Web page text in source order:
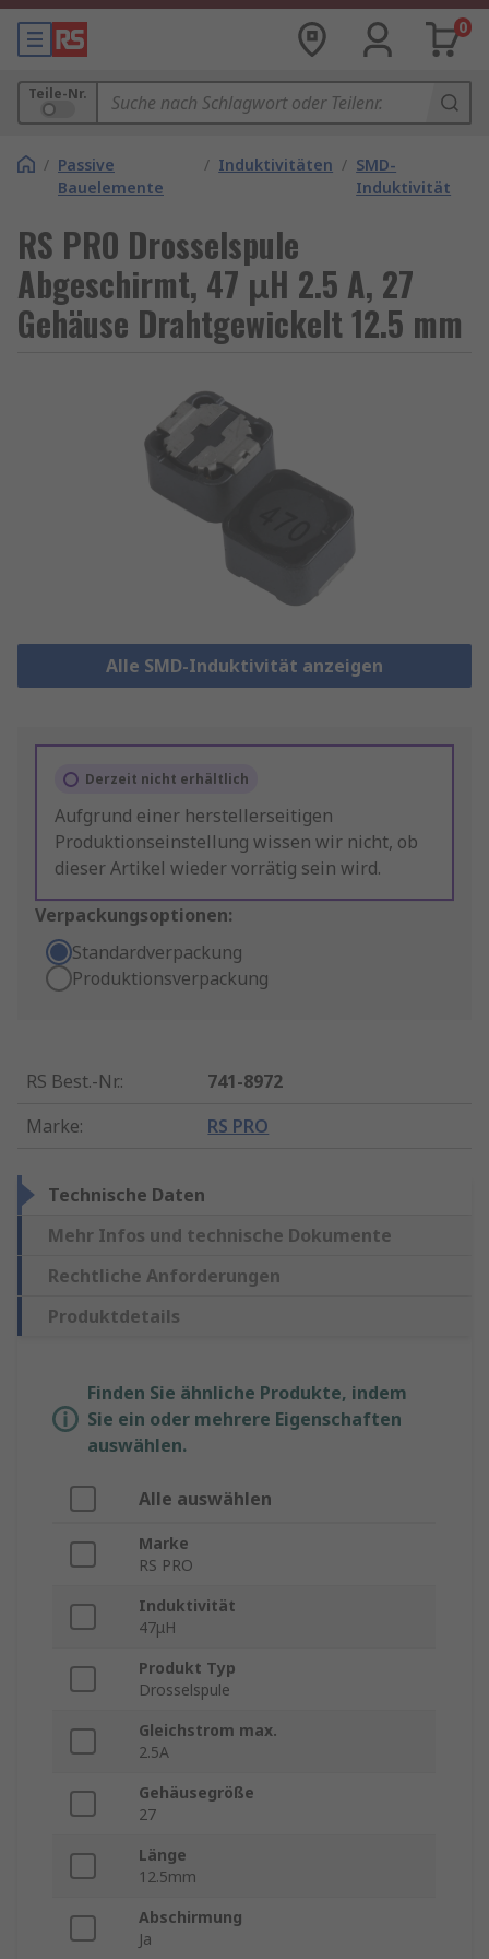
0
Teile-Nr.
/ Passive
Bauelemente
/ Induktivitäten / SMD-
Induktivität
RS PRO Drosselspule
Abgeschirmt, 47 μH 2.5 A, 27
Gehäuse Drahtgewickelt 12.5 mm
Alle SMD-Induktivität anzeigen
Derzeit nicht erhältlich
Aufgrund einer herstellerseitigen
Produktionseinstellung wissen wir nicht, ob
dieser Artikel wieder vorrätig sein wird.
Verpackungsoptionen:
Standardverpackung
Produktionsverpackung
RS Best.-Nr.:
741-8972
Marke: RS PRO
Technische Daten
Mehr Infos und technische Dokumente
Rechtliche Anforderungen
Produktdetails
Finden Sie ähnliche Produkte, indem
Sie ein oder mehrere Eigenschaften
auswählen.
Alle auswählen
Marke
RS PRO
Induktivität
47μH
Produkt Typ
Drosselspule
Gleichstrom max.
2.5A
Gehäusegröße
27
Länge
12.5mm
Abschirmung
Ja